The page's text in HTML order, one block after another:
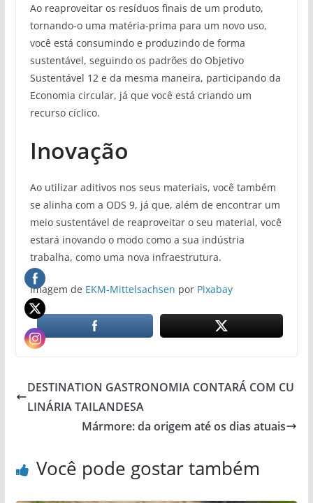
Ao reaproveitar os resíduos finais de um produto,
tornando-o uma matéria-prima para um novo uso,
você está consumindo e produzindo de forma
sustentável, seguindo os padrões do Objetivo
Sustentável 12 e da mesma maneira, participando da
Economia circular, já que você está criando um
recurso cíclico.
Inovação
Ao utilizar aditivos nos seus materiais, você também
se alinha com a ODS 9, já que, além de encontrar um
meio sustentável de reaproveitar o seu material, você
estará inovando o modo como a sua indústria
trabalha, como uma nova infraestrutura.
Imagem de EKM-Mittelsachsen por Pixabay
DESTINATION GASTRONOMIA CONTARÁ COM CU
LINÁRIA TAILANDESA
Mármore: da origem até os dias atuais
Você pode gostar também